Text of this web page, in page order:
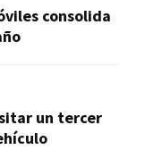
consolida
un tercer